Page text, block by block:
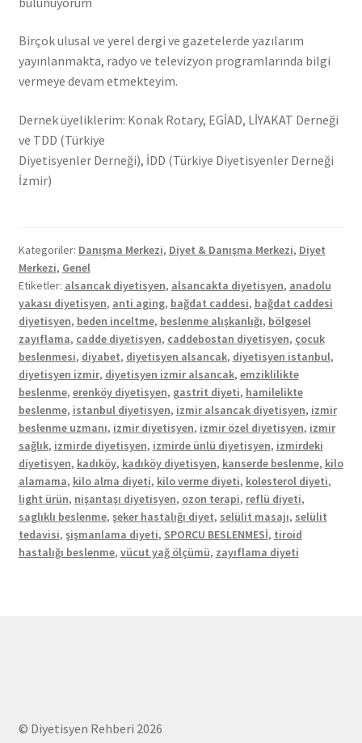
Birçok ulusal ve yerel dergi ve gazetelerde yazılarım
yayınlanmakta, radyo ve televizyon programlarında bilgi
vermeye devam etmekteyim.
Dernek üyeliklerim: Konak Rotary, EGİAD, LİYAKAT Derneği
ve TDD (Türkiye
Diyetisyenler Derneği), İDD (Türkiye Diyetisyenler Derneği
İzmir)
Kategoriler: Danışma Merkezi, Diyet & Danışma Merkezi, Diyet
Merkezi, Genel
Etiketler: alsancak diyetisyen, alsancakta diyetisyen, anadolu
yakası diyetisyen, anti aging, bağdat caddesi, bağdat caddesi
diyetisyen, beden inceltme, beslenme alışkanlığı, bölgesel
zayıflama, cadde diyetisyen, caddebostan diyetisyen, çocuk
beslenmesi, diyabet, diyetisyen alsancak, diyetisyen istanbul,
diyetisyen izmir, diyetisyen izmir alsancak, emziklilikte
beslenme, erenköy diyetisyen, gastrit diyeti, hamilelikte
beslenme, istanbul diyetisyen, izmir alsancak diyetisyen, izmir
beslenme uzmanı, izmir diyetisyen, izmir özel diyetisyen, izmir
sağlık, izmirde diyetisyen, izmirde ünlü diyetisyen, izmirdeki
diyetisyen, kadıköy, kadıköy diyetisyen, kanserde beslenme, kilo
alamama, kilo alma diyeti, kilo verme diyeti, kolesterol diyeti,
light ürün, nişantaşı diyetisyen, ozon terapi, reflü diyeti,
saglıklı beslenme, şeker hastalığı diyet, selülit masajı, selülit
tedavisi, şişmanlama diyeti, SPORCU BESLENMESİ, tiroid
hastalığı beslenme, vücut yağ ölçümü, zayıflama diyeti
© Diyetisyen Rehberi 2026